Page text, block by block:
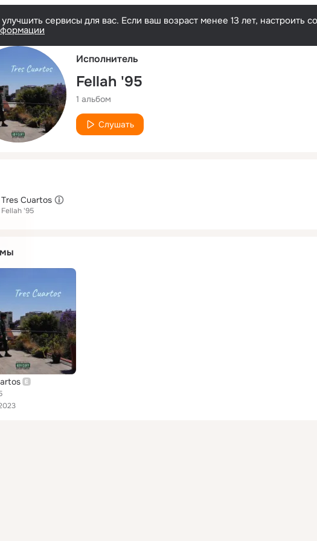
сервисы для вас. Если ваш возраст менее 13 лет, настроить
Исполнитель
Fellah '95
1 альбом
Слушать
Tres Cuartos
Fellah '95